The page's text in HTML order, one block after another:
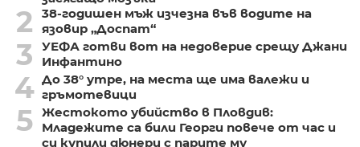
2
38-годишен мъж изчезна във водите на
язовир „Доспат“
3
УЕФА готви вот на недоверие срещу Джани
Инфантино
4 До 38° утре, на места ще има валежи и
гръмотевици
5 Жестокото убийство в Пловдив:
Младежите са били Георги повече от час и
си купили дюнери с парите му